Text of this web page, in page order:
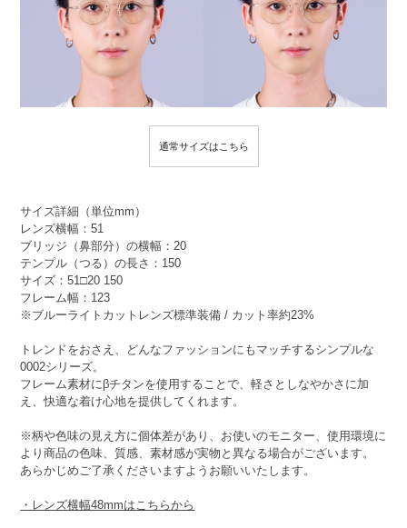
通常サイズはこちら
サイズ詳細（単位mm）
レンズ横幅：51
ブリッジ（鼻部分）の横幅：20
テンプル（つる）の長さ：150
サイズ：51□20 150
フレーム幅：123
※ブルーライトカットレンズ標準装備 / カット率約23%
トレンドをおさえ、どんなファッションにもマッチするシンプルな
0002シリーズ。
フレーム素材にβチタンを使用することで、軽さとしなやかさに加
え、快適な着け心地を提供してくれます。
※柄や色味の見え方に個体差があり、お使いのモニター、使用環境に
より商品の色味、質感、素材感が実物と異なる場合がございます。
あらかじめご了承くださいますようお願いいたします。
・レンズ横幅48mmはこちらから